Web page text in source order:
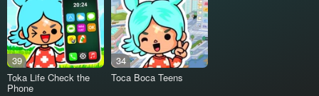
39
Toka Life Check the
Phone
34
Toca Boca Teens